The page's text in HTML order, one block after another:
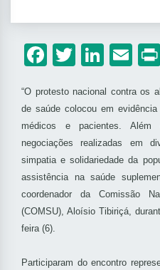
Facebook
Twitter
“O protesto nacional contra os
de saúde colocou em
médicos e pacientes. Além
negociações realizadas em
simpatia e solidariedade da
assistência na saúde
coordenador da Comissão
(COMSU), Aloísio Tibiriçá,
feira (6).
Participaram do encontro